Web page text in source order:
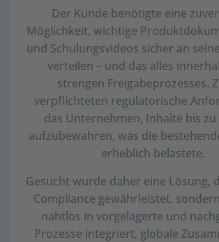
Der Kunde benötigte eine
Möglichkeit, wichtige
und Schulungsvideos sicher an
verteilen – und das alles
strengen Freigabeprozesses.
verpflichteten regulatorische
das Unternehmen, Inhalte bis zu
aufzubewahren, was die
erheblich belastete.
Gesucht wurde daher eine Lösung,
Compliance gewährleistet,
nahtlos in vorgelagerte und
Prozesse integriert, globale